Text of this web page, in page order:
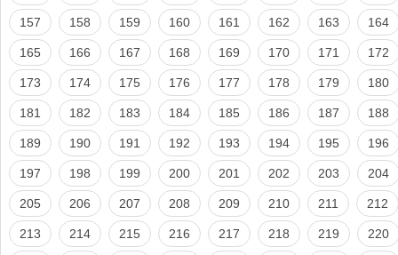
157 158 159 160 161 162 163 164
165 166 167 168 169 170 171 172
173 174 175 176 177 178 179 180
181 182 183 184 185 186 187 188
189 190 191 192 193 194 195 196
197 198 199 200 201 202 203 204
205 206 207 208 209 210 211 212
213 214 215 216 217 218 219 220